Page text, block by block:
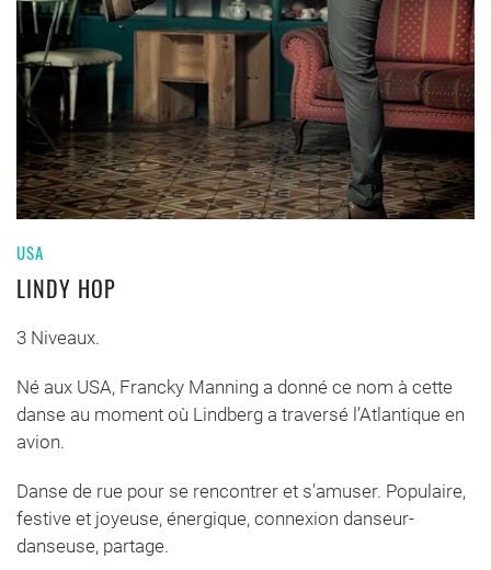
USA
LINDY HOP
3 Niveaux.
Né aux USA, Francky Manning a donné ce nom à cette
danse au moment où Lindberg a traversé l’Atlantique en
avion.
Danse de rue pour se rencontrer et s'amuser. Populaire,
festive et joyeuse, énergique, connexion danseur-
danseuse, partage.